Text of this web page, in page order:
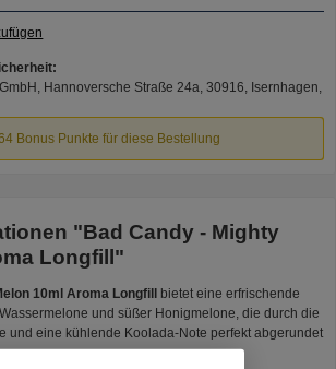
Hannoversche Straße 24a, 30916, Isernhagen,
Bonus Punkte für diese Bestellung
"Bad Candy - Mighty
Longfill"
10ml Aroma Longfill
bietet eine erfrischende
und süßer Honigmelone, die durch die
und eine kühlende Koolada-Note perfekt abgerundet